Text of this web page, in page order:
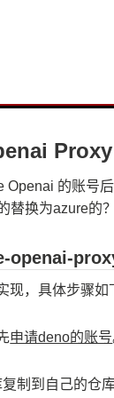
Proxy
Openai 的账号
替换为azure的？
openai-
现，具体步骤如
申请deno的账号
制到自己的仓